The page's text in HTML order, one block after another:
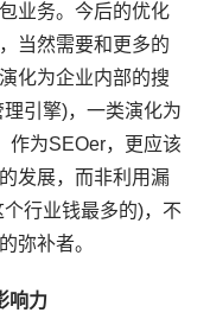
业务。今后的优化
当然需要和更多的
化为企业内部的搜
引擎)，一类演化为
作为SEOer，更应该
发展，而非利用漏
行业钱最多的)，不
弥补者。
响力